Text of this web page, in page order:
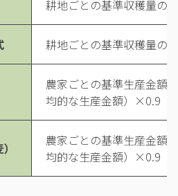
耕地ごとの基準収穫量
耕地ごとの基準収穫量
農家ごとの基準生産金額
均的な生産金額）×0.9
農家ごとの基準生産金額
均的な生産金額）×0.9